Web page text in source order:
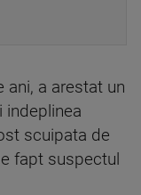
ani, a arestat un
indeplinea
scuipata de
fapt suspectul